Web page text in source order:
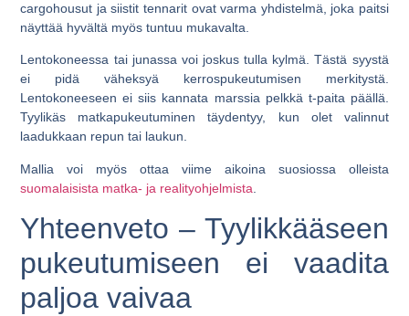
cargohousut ja siistit tennarit ovat varma yhdistelmä, joka paitsi
näyttää hyvältä myös tuntuu mukavalta.
Lentokoneessa tai junassa voi joskus tulla kylmä. Tästä syystä
ei pidä väheksyä kerrospukeutumisen merkitystä.
Lentokoneeseen ei siis kannata marssia pelkkä t-paita päällä.
Tyylikäs matkapukeutuminen täydentyy, kun olet valinnut
laadukkaan repun tai laukun.
Mallia voi myös ottaa viime aikoina suosiossa olleista
suomalaisista matka- ja realityohjelmista
Yhteenveto – Tyylikkääseen
pukeutumiseen ei vaadita
paljoa vaivaa